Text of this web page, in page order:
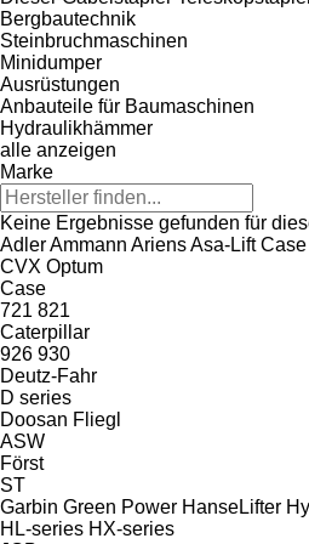
Bergbautechnik
Steinbruchmaschinen
Minidumper
Ausrüstungen
Anbauteile für Baumaschinen
Hydraulikhämmer
alle anzeigen
Marke
Keine Ergebnisse gefunden für
AdlerAmmann AriensAsa-Lift Case
CVX Optum
Case
721 821
Caterpillar
926 930
Deutz-Fahr
D series
Doosan Fliegl
ASW
Först
ST
Garbin Green Power HanseLifter
HL-series HX-series